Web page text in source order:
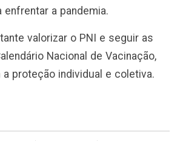
enfrentar a pandemia.
valorizar o PNI e seguir as
Nacional de Vacinação,
a proteção individual e coletiva.